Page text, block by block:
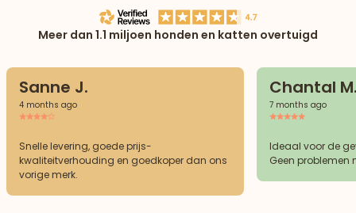
Meer dan 1.1 miljoen honden en katten overtuigd
Sanne J.
4 months ago
Snelle levering, goede prijs-
kwaliteitverhouding en goedkoper dan ons
vorige merk.
Chantal
7 months ago
Ideaal voor de
Geen problemen